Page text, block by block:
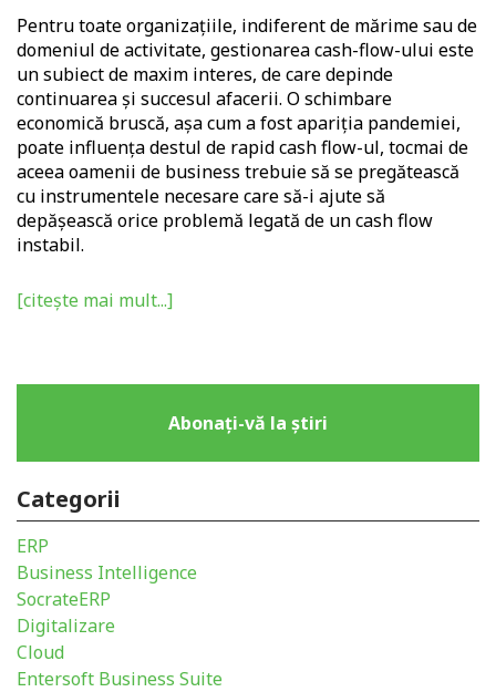
Pentru toate organizațiile, indiferent de mărime sau de
domeniul de activitate, gestionarea cash-flow-ului este
un subiect de maxim interes, de care depinde
continuarea și succesul afacerii. O schimbare
economică bruscă, așa cum a fost apariția pandemiei,
poate influența destul de rapid cash flow-ul, tocmai de
aceea oamenii de business trebuie să se pregătească
cu instrumentele necesare care să-i ajute să
depășească orice problemă legată de un cash flow
instabil.
[citește mai mult...]
Abonați-vă la știri
Categorii
ERP
Business Intelligence
SocrateERP
Digitalizare
Cloud
Entersoft Business Suite